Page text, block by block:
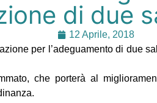
di due
12 Aprile, 2018
per l’adeguamento di due
che porterà al